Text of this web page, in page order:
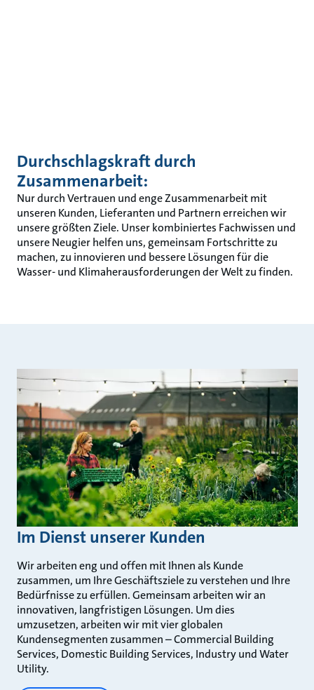
Durchschlagskraft durch
Zusammenarbeit:
Nur durch Vertrauen und enge Zusammenarbeit mit
unseren Kunden, Lieferanten und Partnern erreichen wir
unsere größten Ziele. Unser kombiniertes Fachwissen und
unsere Neugier helfen uns, gemeinsam Fortschritte zu
machen, zu innovieren und bessere Lösungen für die
Wasser- und Klimaherausforderungen der Welt zu finden.
Im Dienst unserer Kunden
Wir arbeiten eng und offen mit Ihnen als Kunde
zusammen, um Ihre Geschäftsziele zu verstehen und Ihre
Bedürfnisse zu erfüllen. Gemeinsam arbeiten wir an
innovativen, langfristigen Lösungen. Um dies
umzusetzen, arbeiten wir mit vier globalen
Kundensegmenten zusammen – Commercial Building
Services, Domestic Building Services, Industry und Water
Utility.